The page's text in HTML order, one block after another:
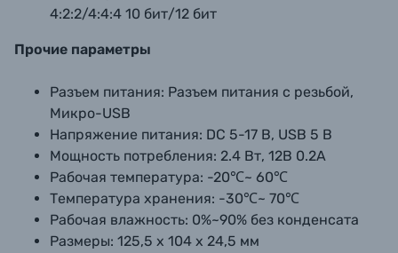
4:2:2/4:4:4 10 бит/12 бит
Прочие параметры
Разъем питания: Разъем питания с резьбой,
Микро-USB
Напряжение питания: DC 5-17 В, USB 5 В
Мощность потребления: 2.4 Вт, 12В 0.2А
Рабочая температура: -20℃~ 60℃
Температура хранения: -30℃~ 70℃
Рабочая влажность: 0%~90% без конденсата
Размеры: 125,5 х 104 х 24,5 мм